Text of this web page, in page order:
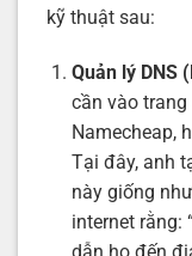
kỹ thuật sau:
Quản lý DNS
cần vào
Namecheap,
Tại đây, anh
này giống
internet rằng: